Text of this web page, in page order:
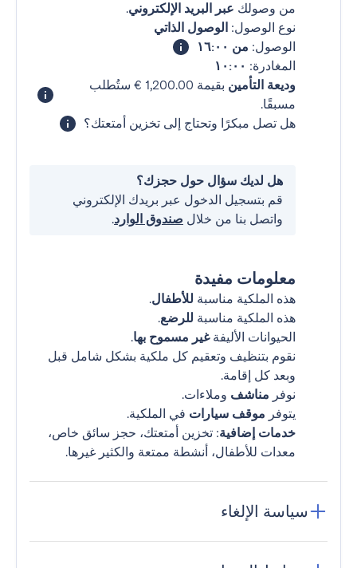
من وصولك عبر البريد الإلكتروني.
نوع الوصول: الوصول الذاتي
الوصول: من ١٦:٠٠
المغادرة: ١٠:٠٠
وديعة التأمين
بقيمة ‏1,200.00 € ستُطلب
مسبقًا.
هل تصل مبكرًا وتحتاج إلى تخزين أمتعتك؟
هل لديك سؤال حول حجزك؟
قم بتسجيل الدخول عبر بريدك الإلكتروني
واتصل بنا من خلال صندوق الوارد.
معلومات مفيدة
هذه الملكية مناسبة للأطفال.
هذه الملكية مناسبة للرضع.
الحيوانات الأليفةغير مسموح بها.
نقوم بتنظيف وتعقيم كل ملكية بشكل شامل قبل
وبعد كل إقامة.
نوفر مناشف وملاءات.
يتوفر موقف سيارات في الملكية.
خدمات إضافية: تخزين أمتعتك، حجز سائق خاص،
معدات للأطفال، أنشطة ممتعة والكثير غيرها.
سياسة الإلغاء